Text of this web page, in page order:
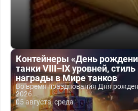
Контейнеры «День
танки VIII–IX уровней, стиль
награды в Мире танков
Во время празднования Дня
2026...
05 августа, среда